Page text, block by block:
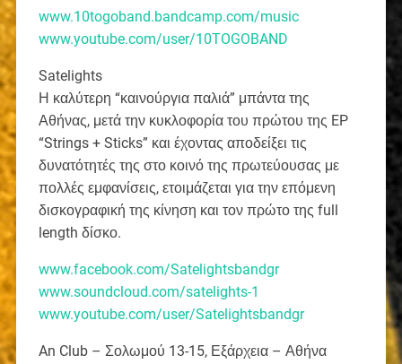
www.10togoband.bandcamp.com/music
www.youtube.com/user/10TOGOBAND
Satelights
Η καλύτερη “καινούργια παλιά” μπάντα της
Αθήνας, μετά την κυκλοφορία του πρώτου της EP
“Strings + Sticks” και έχοντας αποδείξει τις
δυνατότητές της στο κοινό της πρωτεύουσας με
πολλές εμφανίσεις, ετοιμάζεται για την επόμενη
δισκογραφική της κίνηση και τον πρώτο της full
length δίσκο.
www.facebook.com/Satelightsbandgr
www.soundcloud.com/satelights-1
www.youtube.com/user/Satelightsbandgr
An Club – Σολωμού 13-15, Εξάρχεια – Αθήνα